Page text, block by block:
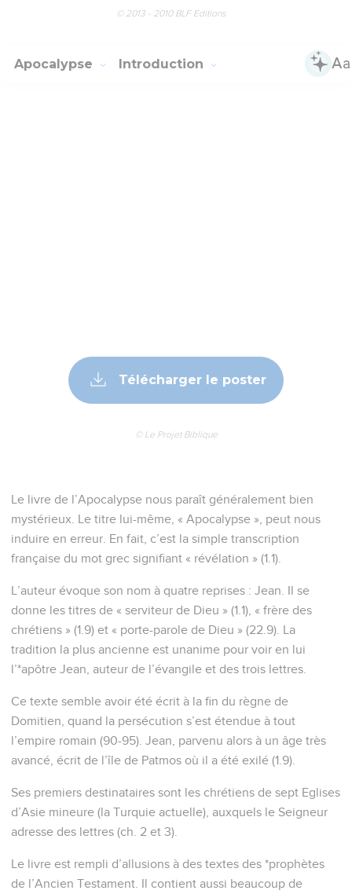
© 2013 - 2010 BLF Editions
Apocalypse Introduction
Télécharger le poster
© Le Projet Biblique
Le livre de l’Apocalypse nous paraît généralement bien
mystérieux. Le titre lui-même, « Apocalypse », peut nous
induire en erreur. En fait, c’est la simple transcription
française du mot grec signifiant « révélation » (1.1).
L’auteur évoque son nom à quatre reprises : Jean. Il se
donne les titres de « serviteur de Dieu » (1.1), « frère des
chrétiens » (1.9) et « porte-parole de Dieu » (22.9). La
tradition la plus ancienne est unanime pour voir en lui
l’*apôtre Jean, auteur de l’évangile et des trois lettres.
Ce texte semble avoir été écrit à la fin du règne de
Domitien, quand la persécution s’est étendue à tout
l’empire romain (90-95). Jean, parvenu alors à un âge très
avancé, écrit de l’île de Patmos où il a été exilé (1.9).
Ses premiers destinataires sont les chrétiens de sept Eglises
d’Asie mineure (la Turquie actuelle), auxquels le Seigneur
adresse des lettres (ch. 2 et 3).
Le livre est rempli d’allusions à des textes des *prophètes
de l’Ancien Testament. Il contient aussi beaucoup de